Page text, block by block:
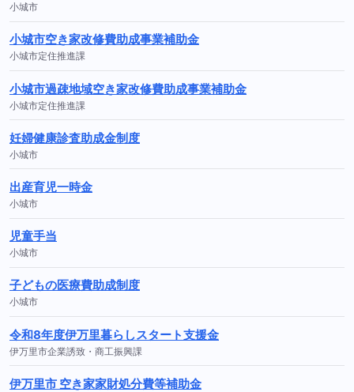
小城市
小城市空き家改修費助成事業補助金
小城市定住推進課
小城市過疎地域空き家改修費助成事業補助金
小城市定住推進課
妊婦健康診査助成金制度
小城市
出産育児一時金
小城市
児童手当
小城市
子どもの医療費助成制度
小城市
令和8年度伊万里暮らしスタート支援金
伊万里市企業誘致・商工振興課
伊万里市 空き家家財処分費等補助金